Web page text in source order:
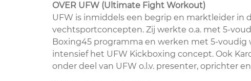
OVER UFW (Ultimate Fight Workout)
UFW is inmiddels een begrip en marktleider in
vechtsportconcepten. Zij werkte o.a. met 5-
Boxing45 programma en werken met 5-
intensief het UFW Kickboxing concept. Ook
onder deel van UFW o.l.v. presenter, oprichter